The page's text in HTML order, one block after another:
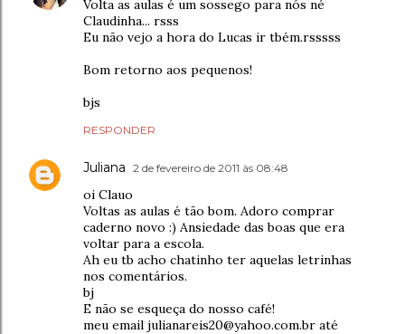
Volta as aulas é um sossego para nós né
Claudinha... rsss
Eu não vejo a hora do Lucas ir tbém.rsssss
Bom retorno aos pequenos!
bjs
RESPONDER
Juliana 2 de fevereiro de 2011 às 08:48
oi Clauo
Voltas as aulas é tão bom. Adoro comprar
caderno novo :) Ansiedade das boas que era
voltar para a escola.
Ah eu tb acho chatinho ter aquelas letrinhas
nos comentários.
bj
E não se esqueça do nosso café!
meu email julianareis20@yahoo.com.br até